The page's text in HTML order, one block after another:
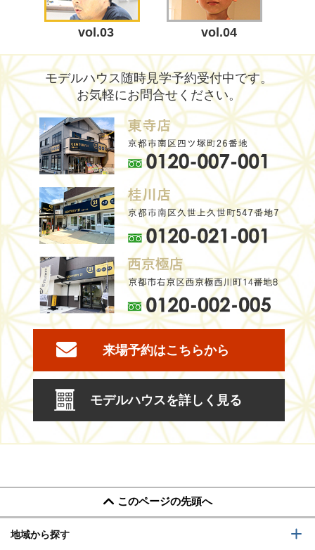
vol.03 vol.04
モデルハウス随時見学予約受付中です。
お気軽にお問合せください。
来場予約はこちらから
モデルハウスを詳しく見る
このページの先頭へ
地域から探す